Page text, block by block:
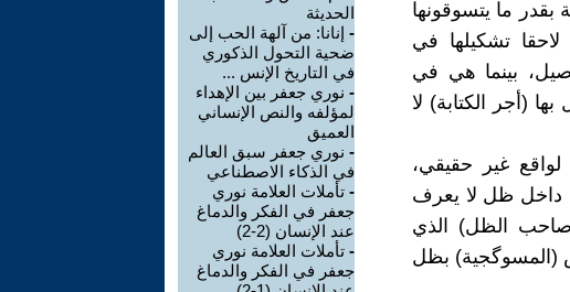
ما يتسوقونها
تشكيلها في
بينما هي في
(أجر الكتابة) لا
غير حقيقي،
داخل ظل لا يعرف
الظل) الذي
(المسوگجية) بظل
الحديثة
- إنانا: من آلهة الحب إلى
ضحية التحول الذكوري
في التاريخ الإنس ...
- نوري جعفر بين الإهداء
لمؤلفه والنص الإنساني
العميق
- نوري جعفر سبق العالم
في الذكاء الاصطناعي
- تأملات العلامة نوري
جعفر في الفكر والدماغ
عند الإنسان (2-2)
- تأملات العلامة نوري
جعفر في الفكر والدماغ